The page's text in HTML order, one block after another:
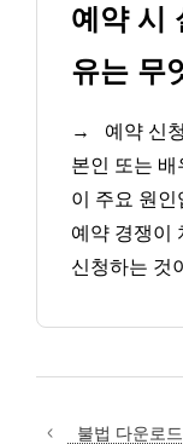
예약 시
유는 무
→
예약 신
본인 또는
이 주요 원
예약 경쟁이
신청하는 것
불법 다운로